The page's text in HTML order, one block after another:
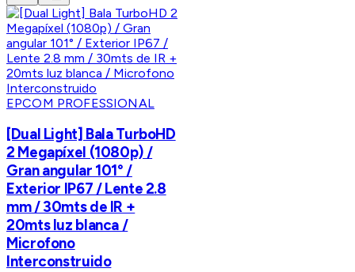
EPCOM PROFESSIONAL
[Dual Light] Bala TurboHD
2 Megapíxel (1080p) /
Gran angular 101° /
Exterior IP67 / Lente 2.8
mm / 30mts de IR +
20mts luz blanca /
Microfono
Interconstruido